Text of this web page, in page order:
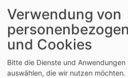
Verwendung von
und Cookies
Bitte die Dienste und
auswählen, die wir nutzen möchten.